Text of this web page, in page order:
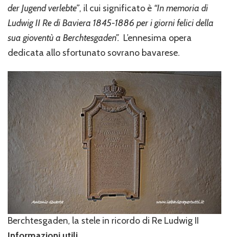
der Jugend verlebte”, il cui significato è “In memoria di
Ludwig II Re di Baviera 1845-1886 per i giorni felici della
sua gioventù a Berchtesgaden”. L’ennesima opera
dedicata allo sfortunato sovrano bavarese.
Berchtesgaden, la stele in ricordo di Re Ludwig II